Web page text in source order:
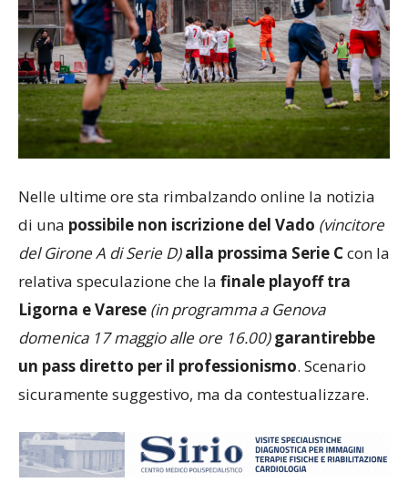
Nelle ultime ore sta rimbalzando online la notizia
di una possibile non iscrizione del Vado (vincitore
del Girone A di Serie D) alla prossima Serie Ccon la
relativa speculazione che la finale playoff tra
Ligorna e Varese (in programma a Genova
domenica 17 maggio alle ore 16.00) garantirebbe
un pass diretto per il professionismo. Scenario
sicuramente suggestivo, ma da contestualizzare.